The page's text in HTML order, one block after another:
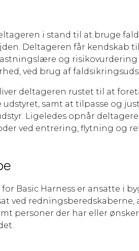
i stand til at bruge
Deltageren får kendskab
og risikovurdering
ved brug af
deltageren rustet til at
samt at tilpasse og
Ligeledes opnår
ved entrering, flytning og
Basic Harness er ansatte i
ved
personer der har eller